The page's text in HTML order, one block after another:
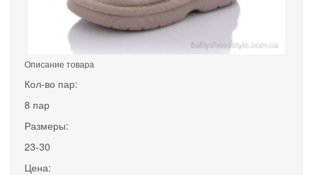
Описание товара
Кол-во пар:
8 пар
Размеры:
23-30
Цена: